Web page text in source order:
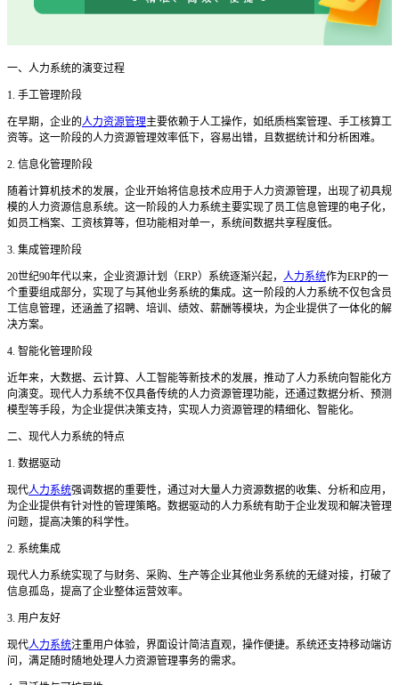
一、人力系统的演变过程
1. 手工管理阶段
在早期，企业的人力资源管理主要依赖于人工操作，如纸质档案管理、手工核算工
资等。这一阶段的人力资源管理效率低下，容易出错，且数据统计和分析困难。
2. 信息化管理阶段
随着计算机技术的发展，企业开始将信息技术应用于人力资源管理，出现了初具规
模的人力资源信息系统。这一阶段的人力系统主要实现了员工信息管理的电子化，
如员工档案、工资核算等，但功能相对单一，系统间数据共享程度低。
3. 集成管理阶段
20世纪90年代以来，企业资源计划（ERP）系统逐渐兴起， 人力系统作为ERP的一
个重要组成部分，实现了与其他业务系统的集成。这一阶段的人力系统不仅包含员
工信息管理，还涵盖了招聘、培训、绩效、薪酬等模块，为企业提供了一体化的解
决方案。
4. 智能化管理阶段
近年来，大数据、云计算、人工智能等新技术的发展，推动了人力系统向智能化方
向演变。现代人力系统不仅具备传统的人力资源管理功能，还通过数据分析、预测
模型等手段，为企业提供决策支持，实现人力资源管理的精细化、智能化。
二、现代人力系统的特点
1. 数据驱动
现代人力系统强调数据的重要性，通过对大量人力资源数据的收集、分析和应用，
为企业提供有针对性的管理策略。数据驱动的人力系统有助于企业发现和解决管理
问题，提高决策的科学性。
2. 系统集成
现代人力系统实现了与财务、采购、生产等企业其他业务系统的无缝对接，打破了
信息孤岛，提高了企业整体运营效率。
3. 用户友好
现代人力系统注重用户体验，界面设计简洁直观，操作便捷。系统还支持移动端访
问，满足随时随地处理人力资源管理事务的需求。